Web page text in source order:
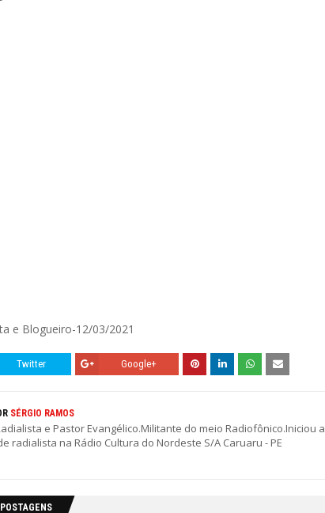
e Blogueiro-12/03/2021
Twitter Google+
SÉRGIO RAMOS
e Pastor Evangélico.Militante do meio Radiofônico.Iniciou a
radialista na Rádio Cultura do Nordeste S/A Caruaru - PE